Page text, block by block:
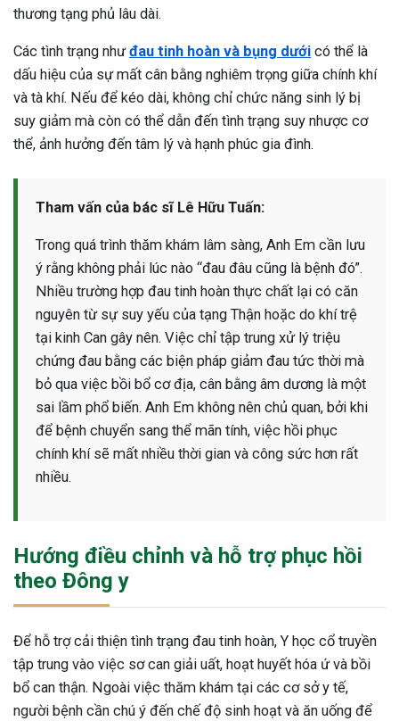
thương tạng phủ lâu dài.
Các tình trạng nhưđau tinh hoàn và bụng dưới có thể là
dấu hiệu của sự mất cân bằng nghiêm trọng giữa chính khí
và tà khí. Nếu để kéo dài, không chỉ chức năng sinh lý bị
suy giảm mà còn có thể dẫn đến tình trạng suy nhược cơ
thể, ảnh hưởng đến tâm lý và hạnh phúc gia đình.
Tham vấn của bác sĩ Lê Hữu Tuấn:
Trong quá trình thăm khám lâm sàng, Anh Em cần lưu
ý rằng không phải lúc nào “đau đâu cũng là bệnh đó”.
Nhiều trường hợp đau tinh hoàn thực chất lại có căn
nguyên từ sự suy yếu của tạng Thận hoặc do khí trệ
tại kinh Can gây nên. Việc chỉ tập trung xử lý triệu
chứng đau bằng các biện pháp giảm đau tức thời mà
bỏ qua việc bồi bổ cơ địa, cân bằng âm dương là một
sai lầm phổ biến. Anh Em không nên chủ quan, bởi khi
để bệnh chuyển sang thể mãn tính, việc hồi phục
chính khí sẽ mất nhiều thời gian và công sức hơn rất
nhiều.
Hướng điều chỉnh và hỗ trợ phục hồi
theo Đông y
Để hỗ trợ cải thiện tình trạng đau tinh hoàn, Y học cổ truyền
tập trung vào việc sơ can giải uất, hoạt huyết hóa ứ và bồi
bổ can thận. Ngoài việc thăm khám tại các cơ sở y tế,
người bệnh cần chú ý đến chế độ sinh hoạt và ăn uống để